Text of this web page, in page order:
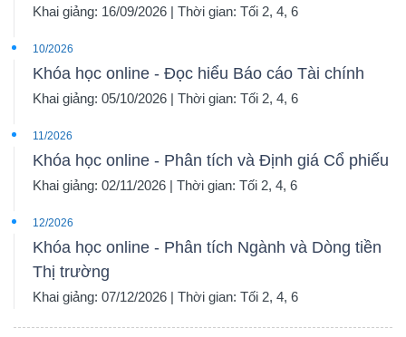
Khai giảng: 16/09/2026 | Thời gian: Tối 2, 4, 6
10/2026
Khóa học online - Đọc hiểu Báo cáo Tài chính
Khai giảng: 05/10/2026 | Thời gian: Tối 2, 4, 6
11/2026
Khóa học online - Phân tích và Định giá Cổ phiếu
Khai giảng: 02/11/2026 | Thời gian: Tối 2, 4, 6
12/2026
Khóa học online - Phân tích Ngành và Dòng tiền
Thị trường
Khai giảng: 07/12/2026 | Thời gian: Tối 2, 4, 6